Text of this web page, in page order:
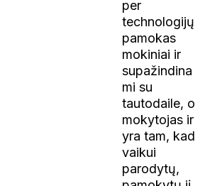
per
technologijų
pamokas
mokiniai ir
supažindina
mi su
tautodaile, o
mokytojas ir
yra tam, kad
vaikui
parodytų,